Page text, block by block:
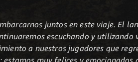
juntos en este viaje. El
escuchando y
a nuestros jugadores que
muy felices y emocionados